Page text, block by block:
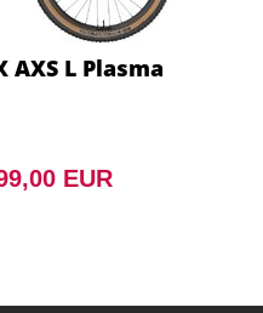
AXS L Plasma
EUR